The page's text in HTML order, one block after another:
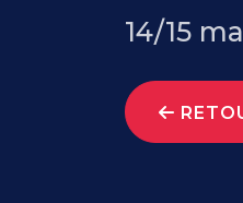
14/15